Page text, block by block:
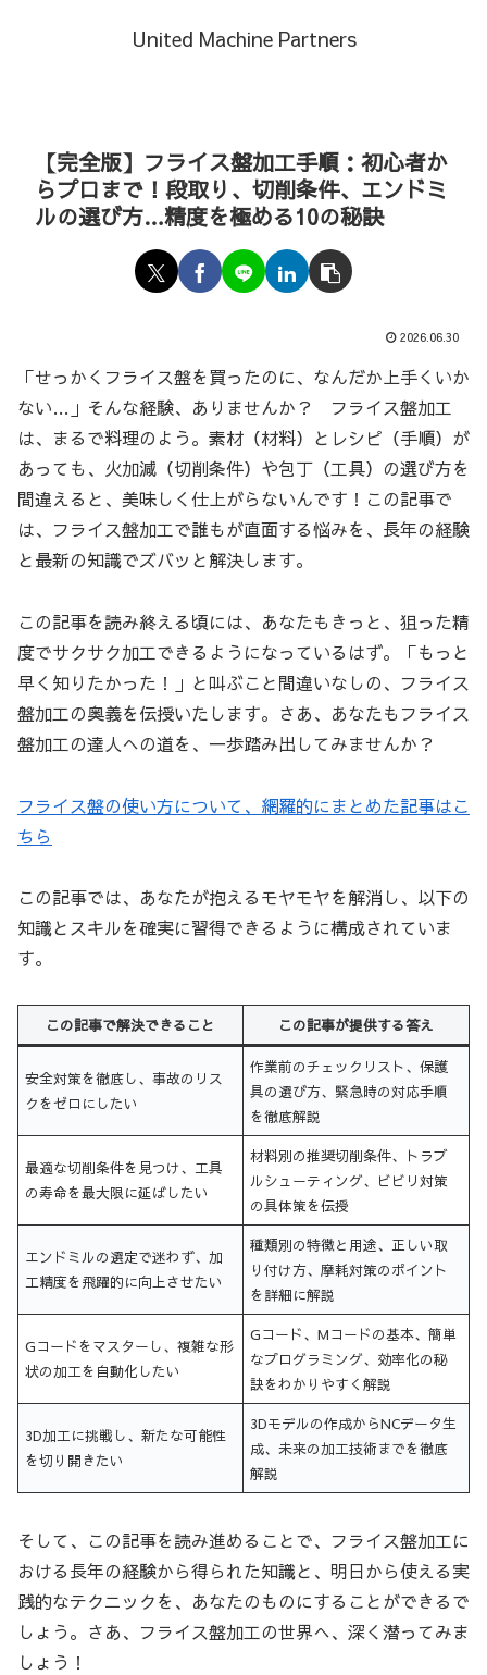
United Machine Partners
【完全版】フライス盤加工手順：初心者か
らプロまで！段取り、切削条件、エンドミ
ルの選び方…精度を極める10の秘訣
2026.06.30
「せっかくフライス盤を買ったのに、なんだか上手くいか
ない…」そんな経験、ありませんか？ フライス盤加工
は、まるで料理のよう。素材（材料）とレシピ（手順）が
あっても、火加減（切削条件）や包丁（工具）の選び方を
間違えると、美味しく仕上がらないんです！この記事で
は、フライス盤加工で誰もが直面する悩みを、長年の経験
と最新の知識でズバッと解決します。
この記事を読み終える頃には、あなたもきっと、狙った精
度でサクサク加工できるようになっているはず。「もっと
早く知りたかった！」と叫ぶこと間違いなしの、フライス
盤加工の奥義を伝授いたします。さあ、あなたもフライス
盤加工の達人への道を、一歩踏み出してみませんか？
フライス盤の使い方について、網羅的にまとめた記事はこ
ちら
この記事では、あなたが抱えるモヤモヤを解消し、以下の
知識とスキルを確実に習得できるように構成されていま
す。
この記事で解決できること この記事が提供する答え
安全対策を徹底し、事故のリス
クをゼロにしたい
作業前のチェックリスト、保護
具の選び方、緊急時の対応手順
を徹底解説
最適な切削条件を見つけ、工具
の寿命を最大限に延ばしたい
材料別の推奨切削条件、トラブ
ルシューティング、ビビリ対策
の具体策を伝授
エンドミルの選定で迷わず、加
工精度を飛躍的に向上させたい
種類別の特徴と用途、正しい取
り付け方、摩耗対策のポイント
を詳細に解説
Gコードをマスターし、複雑な形
状の加工を自動化したい
Gコード、Mコードの基本、簡単
なプログラミング、効率化の秘
訣をわかりやすく解説
3D加工に挑戦し、新たな可能性
を切り開きたい
3Dモデルの作成からNCデータ生
成、未来の加工技術までを徹底
解説
そして、この記事を読み進めることで、フライス盤加工に
おける長年の経験から得られた知識と、明日から使える実
践的なテクニックを、あなたのものにすることができるで
しょう。さあ、フライス盤加工の世界へ、深く潜ってみま
しょう！